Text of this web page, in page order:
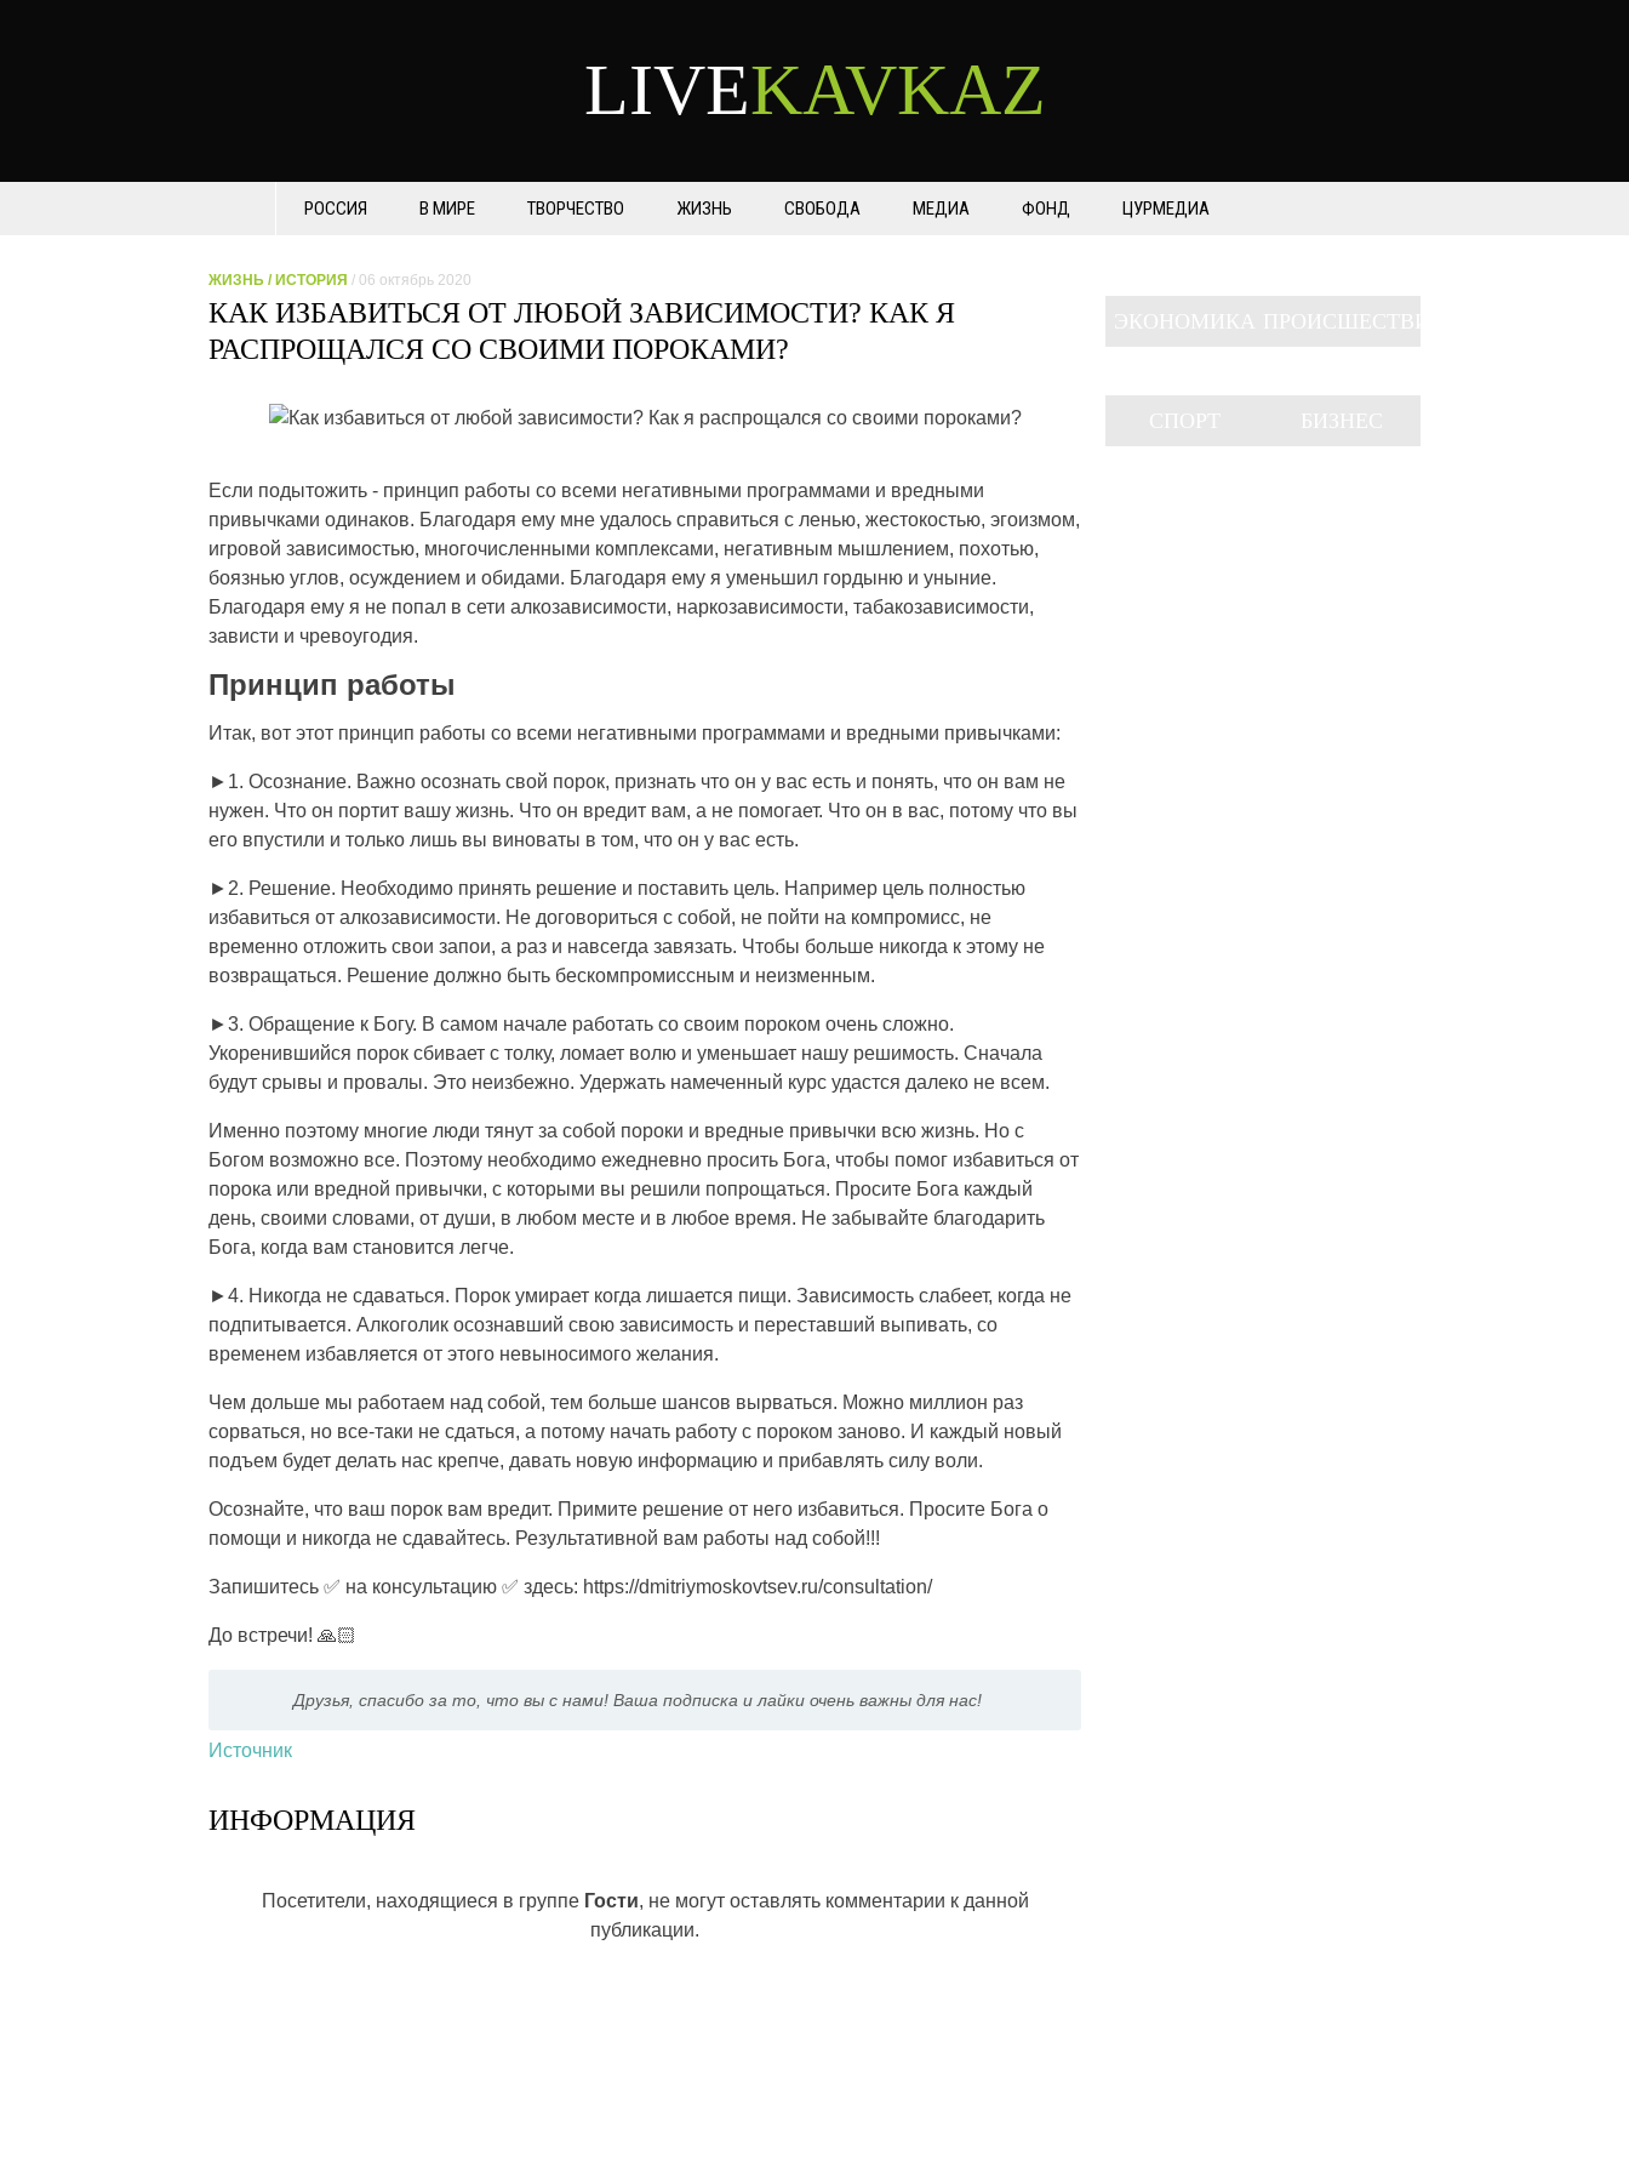
LIVEKAVKAZ
РОССИЯ В МИРЕ ТВОРЧЕСТВО ЖИЗНЬ СВОБОДА МЕДИА ФОНД ЦУРМЕДИА
ЖИЗНЬ / ИСТОРИЯ / 06 октябрь 2020
КАК ИЗБАВИТЬСЯ ОТ ЛЮБОЙ ЗАВИСИМОСТИ? КАК Я
РАСПРОЩАЛСЯ СО СВОИМИ ПОРОКАМИ?
Если подытожить - принцип работы со всеми негативными программами и вредными
привычками одинаков. Благодаря ему мне удалось справиться с ленью, жестокостью, эгоизмом,
игровой зависимостью, многочисленными комплексами, негативным мышлением, похотью,
боязнью углов, осуждением и обидами. Благодаря ему я уменьшил гордыню и уныние.
Благодаря ему я не попал в сети алкозависимости, наркозависимости, табакозависимости,
зависти и чревоугодия.
Принцип работы
Итак, вот этот принцип работы со всеми негативными программами и вредными привычками:
►1. Осознание. Важно осознать свой порок, признать что он у вас есть и понять, что он вам не
нужен. Что он портит вашу жизнь. Что он вредит вам, а не помогает. Что он в вас, потому что вы
его впустили и только лишь вы виноваты в том, что он у вас есть.
►2. Решение. Необходимо принять решение и поставить цель. Например цель полностью
избавиться от алкозависимости. Не договориться с собой, не пойти на компромисс, не
временно отложить свои запои, а раз и навсегда завязать. Чтобы больше никогда к этому не
возвращаться. Решение должно быть бескомпромиссным и неизменным.
►3. Обращение к Богу. В самом начале работать со своим пороком очень сложно.
Укоренившийся порок сбивает с толку, ломает волю и уменьшает нашу решимость. Сначала
будут срывы и провалы. Это неизбежно. Удержать намеченный курс удастся далеко не всем.
Именно поэтому многие люди тянут за собой пороки и вредные привычки всю жизнь. Но с
Богом возможно все. Поэтому необходимо ежедневно просить Бога, чтобы помог избавиться от
порока или вредной привычки, с которыми вы решили попрощаться. Просите Бога каждый
день, своими словами, от души, в любом месте и в любое время. Не забывайте благодарить
Бога, когда вам становится легче.
►4. Никогда не сдаваться. Порок умирает когда лишается пищи. Зависимость слабеет, когда не
подпитывается. Алкоголик осознавший свою зависимость и переставший выпивать, со
временем избавляется от этого невыносимого желания.
Чем дольше мы работаем над собой, тем больше шансов вырваться. Можно миллион раз
сорваться, но все-таки не сдаться, а потому начать работу с пороком заново. И каждый новый
подъем будет делать нас крепче, давать новую информацию и прибавлять силу воли.
Осознайте, что ваш порок вам вредит. Примите решение от него избавиться. Просите Бога о
помощи и никогда не сдавайтесь. Результативной вам работы над собой!!!
Запишитесь ✅ на консультацию ✅ здесь: https://dmitriymoskovtsev.ru/consultation/
До встречи! 🙏🏻
Друзья, спасибо за то, что вы с нами! Ваша подписка и лайки очень важны для нас!
Источник
ИНФОРМАЦИЯ
Посетители, находящиеся в группе Гости, не могут оставлять комментарии к данной
публикации.